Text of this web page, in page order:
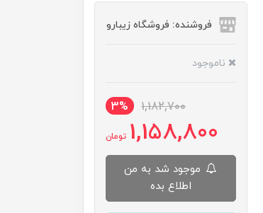
فروشنده: فروشگاه زیبارو
ناموجود
1,182,700
3%
1,158,800 تومان
موجود شد به من
اطلاع بده